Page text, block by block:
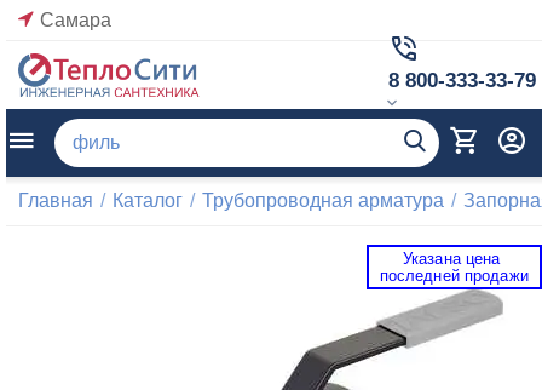
Самара
8 800-333-33-79
Главная / Каталог / Трубопроводная арматура /
Указана цена
последней продажи